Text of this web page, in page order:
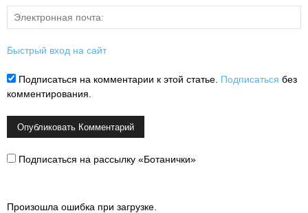
Быстрый вход на сайт
Подписаться на комментарии к этой статье. Подписаться без
комментирования.
Подписаться на рассылку «Ботанички»
Произошла ошибка при загрузке.